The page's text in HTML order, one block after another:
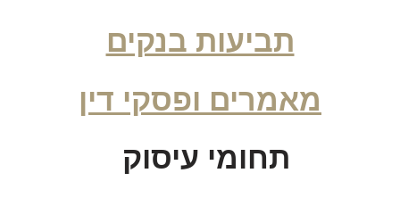
תביעות בנקים
מאמרים ופסקי דין
תחומי עיסוק